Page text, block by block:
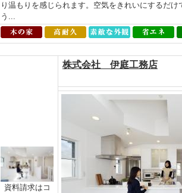
り温もりを感じられます。空気をきれいにするだ
う...
資料請求はコ
株式会社 伊庭工務店